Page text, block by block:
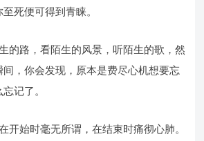
死便可得到青睐。
的路，看陌生的风景，听陌生的歌，然
间，你会发现，原本是费尽心机想要忘
记了。
开始时毫无所谓，在结束时痛彻心肺。